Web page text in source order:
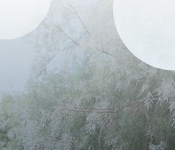
TIN SỰ KIỆN
TIN CHUYÊN MÔN